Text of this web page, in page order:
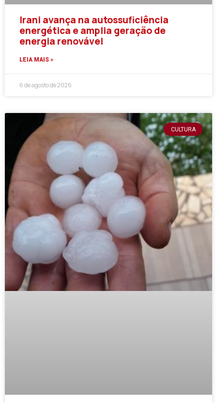
Irani avança na autossuficiência
energética e amplia geração de
energia renovável
LEIA MAIS »
6 de agosto de 2026
CULTURA